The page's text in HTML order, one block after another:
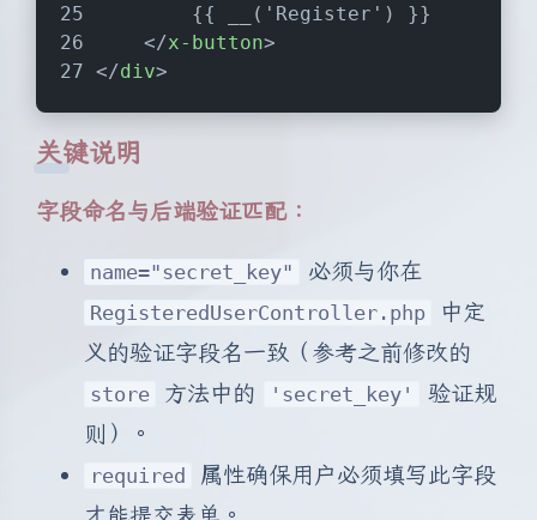
        {{ __('Register') }}
</x-button>
</div>
关键说明
字段命名与后端验证匹配：
name="secret_key" 必须与你在
RegisteredUserController.php
中定
义的验证字段名一致（参考之前修改的
store 方法中的 'secret_key'
验证规
则）。
required
属性确保用户必须填写此字段